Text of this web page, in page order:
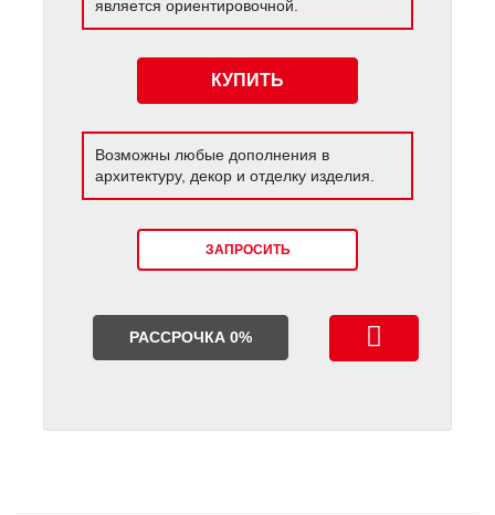
является ориентировочной.
КУПИТЬ
Возможны любые дополнения в
архитектуру, декор и отделку изделия.
ЗАПРОСИТЬ
РАССРОЧКА 0%